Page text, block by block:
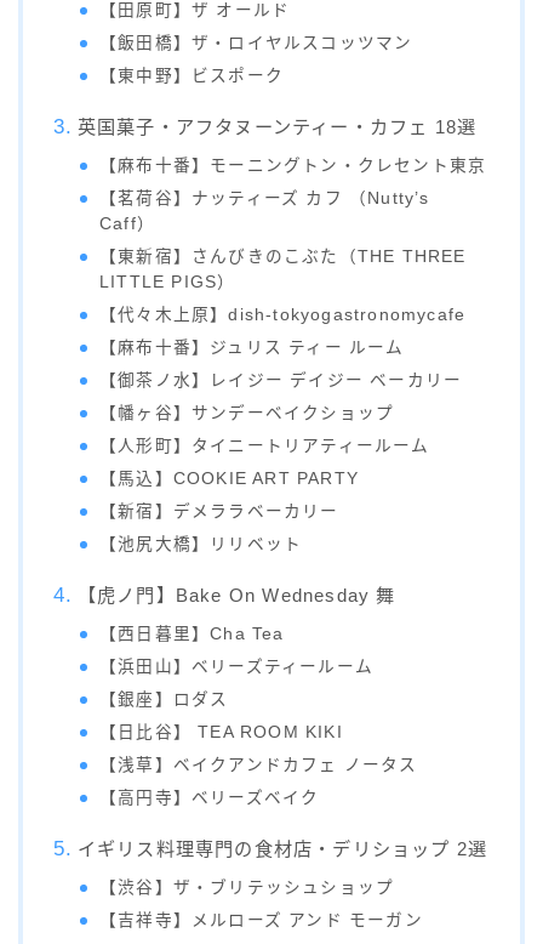
【田原町】ザ オールド
【飯田橋】ザ・ロイヤルスコッツマン
【東中野】ビスポーク
英国菓子・アフタヌーンティー・カフェ 18選
【麻布十番】モーニングトン・クレセント東京
【茗荷谷】ナッティーズ カフ （Nutty’s
Caff）
【東新宿】さんびきのこぶた（THE THREE
LITTLE PIGS）
【代々木上原】dish-tokyogastronomycafe
【麻布十番】ジュリス ティー ルーム
【御茶ノ水】レイジー デイジー ベーカリー
【幡ヶ谷】サンデーベイクショップ
【人形町】タイニートリアティールーム
【馬込】COOKIE ART PARTY
【新宿】デメララベーカリー
【池尻大橋】リリベット
【虎ノ門】Bake On Wednesday 舞
【西日暮里】Cha Tea
【浜田山】ベリーズティールーム
【銀座】ロダス
【日比谷】 TEA ROOM KIKI
【浅草】ベイクアンドカフェ ノータス
【高円寺】ベリーズベイク
イギリス料理専門の食材店・デリショップ 2選
【渋谷】ザ・ブリテッシュショップ
【吉祥寺】メルローズ アンド モーガン